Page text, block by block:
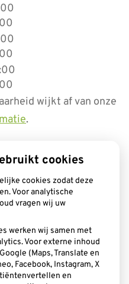
wijkt af van onze
.
cookies
cookies zodat deze
Voor analytische
vragen wij uw
werken wij samen met
Voor externe inhoud
(Maps, Translate en
Facebook, Instagram, X
en